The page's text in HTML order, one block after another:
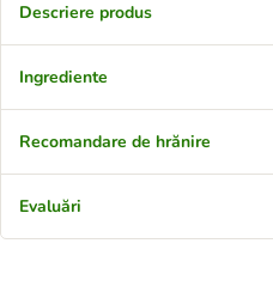
Descriere produs
Ingrediente
Recomandare de hrănire
Evaluări